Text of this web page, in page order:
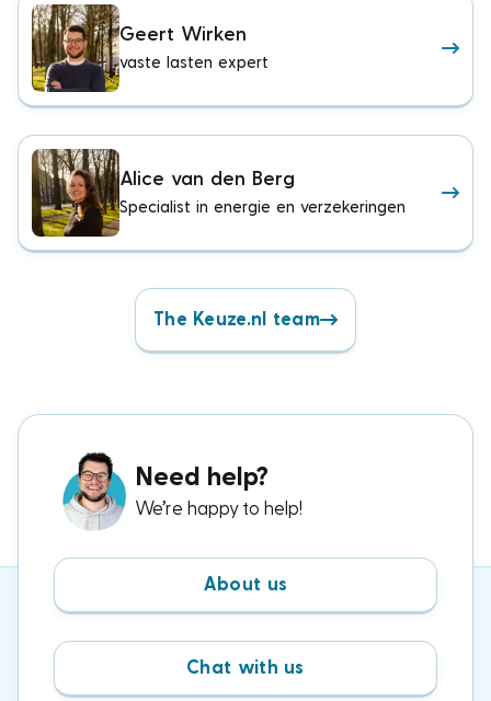
Geert Wirken
vaste lasten expert
Alice van den Berg
Specialist in energie en verzekeringen
The Keuze.nl team
Need help?
We’re happy to help!
About us
Chat with us